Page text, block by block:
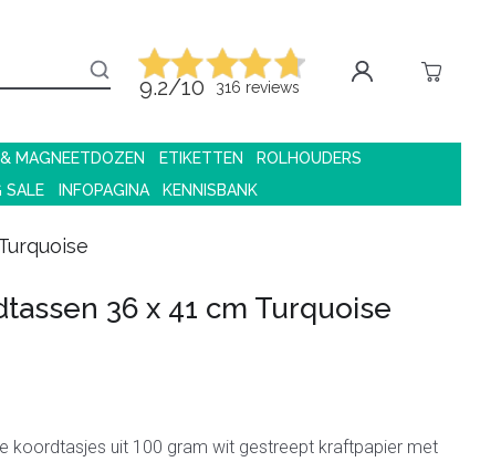
9.2/10 316 reviews
MAGNEETDOZEN ETIKETTEN
ROLHOUDERS
SALE INFOPAGINA KENNISBANK
36 x 41 cm Turquoise
koordtasjes uit 100 gram wit gestreept kraftpapier met